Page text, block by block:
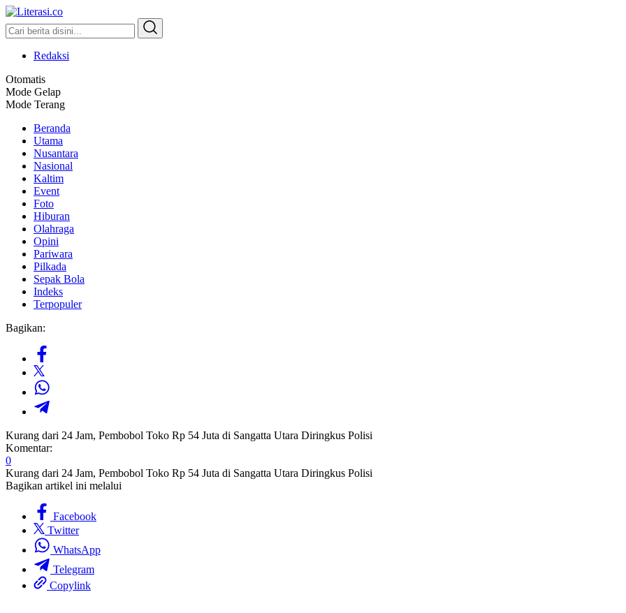
Literasi.co
Pilar Informasi
Redaksi
Otomatis
Mode Gelap
Mode Terang
Beranda
Utama
Nusantara
Nasional
Kaltim
Event
Foto
Hiburan
Olahraga
Opini
Pariwara
Pilkada
Sepak Bola
Indeks
Terpopuler
Bagikan:
Kurang dari 24 Jam, Pembobol Toko Rp 54 Juta di Sangatta Utara Diringkus Polisi
Komentar:
0
Kurang dari 24 Jam, Pembobol Toko Rp 54 Juta di Sangatta Utara Diringkus Polisi
Bagikan artikel ini melalui
Facebook
Twitter
WhatsApp
Telegram
Copylink